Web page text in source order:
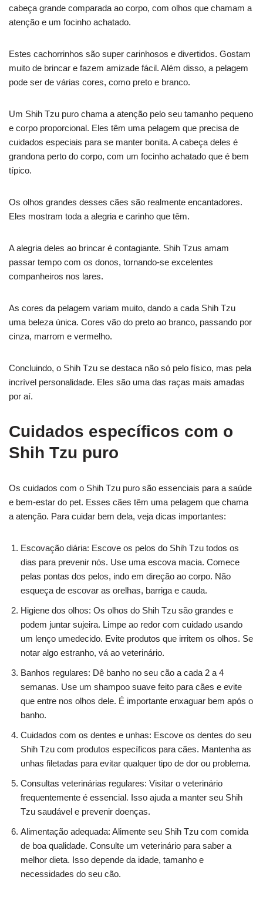
cabeça grande comparada ao corpo, com olhos que chamam a
atenção e um focinho achatado.
Estes cachorrinhos são super carinhosos e divertidos. Gostam
muito de brincar e fazem amizade fácil. Além disso, a pelagem
pode ser de várias cores, como preto e branco.
Um Shih Tzu puro chama a atenção pelo seu tamanho pequeno
e corpo proporcional. Eles têm uma pelagem que precisa de
cuidados especiais para se manter bonita. A cabeça deles é
grandona perto do corpo, com um focinho achatado que é bem
típico.
Os olhos grandes desses cães são realmente encantadores.
Eles mostram toda a alegria e carinho que têm.
A alegria deles ao brincar é contagiante. Shih Tzus amam
passar tempo com os donos, tornando-se excelentes
companheiros nos lares.
As cores da pelagem variam muito, dando a cada Shih Tzu
uma beleza única. Cores vão do preto ao branco, passando por
cinza, marrom e vermelho.
Concluindo, o Shih Tzu se destaca não só pelo físico, mas pela
incrível personalidade. Eles são uma das raças mais amadas
por aí.
Cuidados específicos com o
Shih Tzu puro
Os cuidados com o Shih Tzu puro são essenciais para a saúde
e bem-estar do pet. Esses cães têm uma pelagem que chama
a atenção. Para cuidar bem dela, veja dicas importantes:
Escovação diária: Escove os pelos do Shih Tzu todos os
dias para prevenir nós. Use uma escova macia. Comece
pelas pontas dos pelos, indo em direção ao corpo. Não
esqueça de escovar as orelhas, barriga e cauda.
Higiene dos olhos: Os olhos do Shih Tzu são grandes e
podem juntar sujeira. Limpe ao redor com cuidado usando
um lenço umedecido. Evite produtos que irritem os olhos. Se
notar algo estranho, vá ao veterinário.
Banhos regulares: Dê banho no seu cão a cada 2 a 4
semanas. Use um shampoo suave feito para cães e evite
que entre nos olhos dele. É importante enxaguar bem após o
banho.
Cuidados com os dentes e unhas: Escove os dentes do seu
Shih Tzu com produtos específicos para cães. Mantenha as
unhas filetadas para evitar qualquer tipo de dor ou problema.
Consultas veterinárias regulares: Visitar o veterinário
frequentemente é essencial. Isso ajuda a manter seu Shih
Tzu saudável e prevenir doenças.
Alimentação adequada: Alimente seu Shih Tzu com comida
de boa qualidade. Consulte um veterinário para saber a
melhor dieta. Isso depende da idade, tamanho e
necessidades do seu cão.